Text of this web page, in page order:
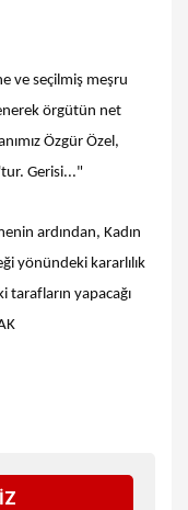
ve seçilmiş meşru
örgütün net
Özgür Özel,
'tur. Gerisi..."
ardından, Kadın
yönündeki kararlılık
tarafların yapacağı